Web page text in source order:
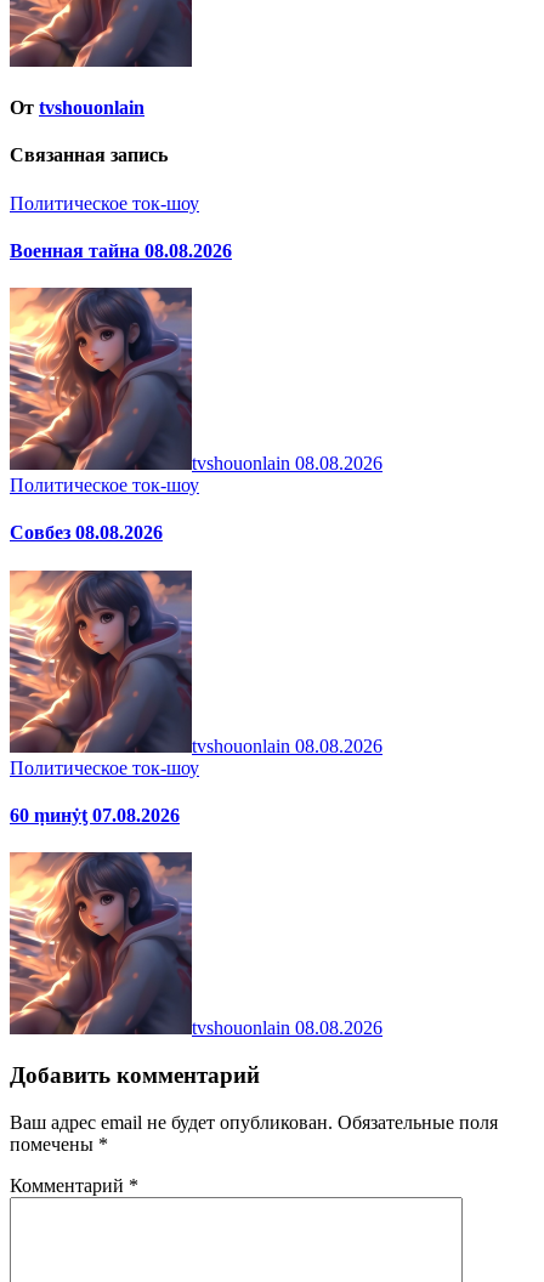
От tvshouonlain
Связанная запись
Политическое ток-шоу
Военная тайна 08.08.2026
tvshouonlain 08.08.2026
Политическое ток-шоу
Совбез 08.08.2026
tvshouonlain 08.08.2026
Политическое ток-шоу
60 ṃинẏƫ 07.08.2026
tvshouonlain 08.08.2026
Добавить комментарий
Ваш адрес email не будет опубликован. Обязательные поля
помечены *
Комментарий *